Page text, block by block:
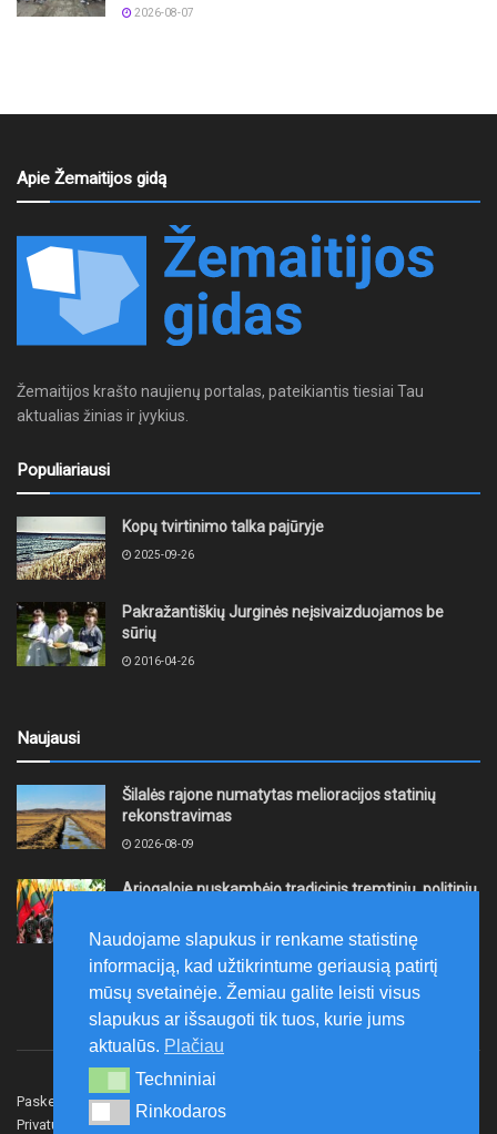
2026-08-07
Apie Žemaitijos gidą
Žemaitijos krašto naujienų portalas, pateikiantis tiesiai Tau
aktualias žinias ir įvykius.
Populiariausi
Kopų tvirtinimo talka pajūryje
2025-09-26
Pakražantiškių Jurginės neįsivaizduojamos be
sūrių
2016-04-26
Naujausi
Šilalės rajone numatytas melioracijos statinių
rekonstravimas
2026-08-09
Ariogaloje nuskambėjo tradicinis tremtinių, politinių
širdy“
2026-08-08
Paskelbk naujieną Rašyti redakcijai
Privatumo politika
Naudojame slapukus ir renkame statistinę
informaciją, kad užtikrintume geriausią patirtį
mūsų svetainėje. Žemiau galite leisti visus
slapukus ar išsaugoti tik tuos, kurie jums
aktualūs. Plačiau
Techniniai
Techniniai
Rinkodaros
Rinkodaros